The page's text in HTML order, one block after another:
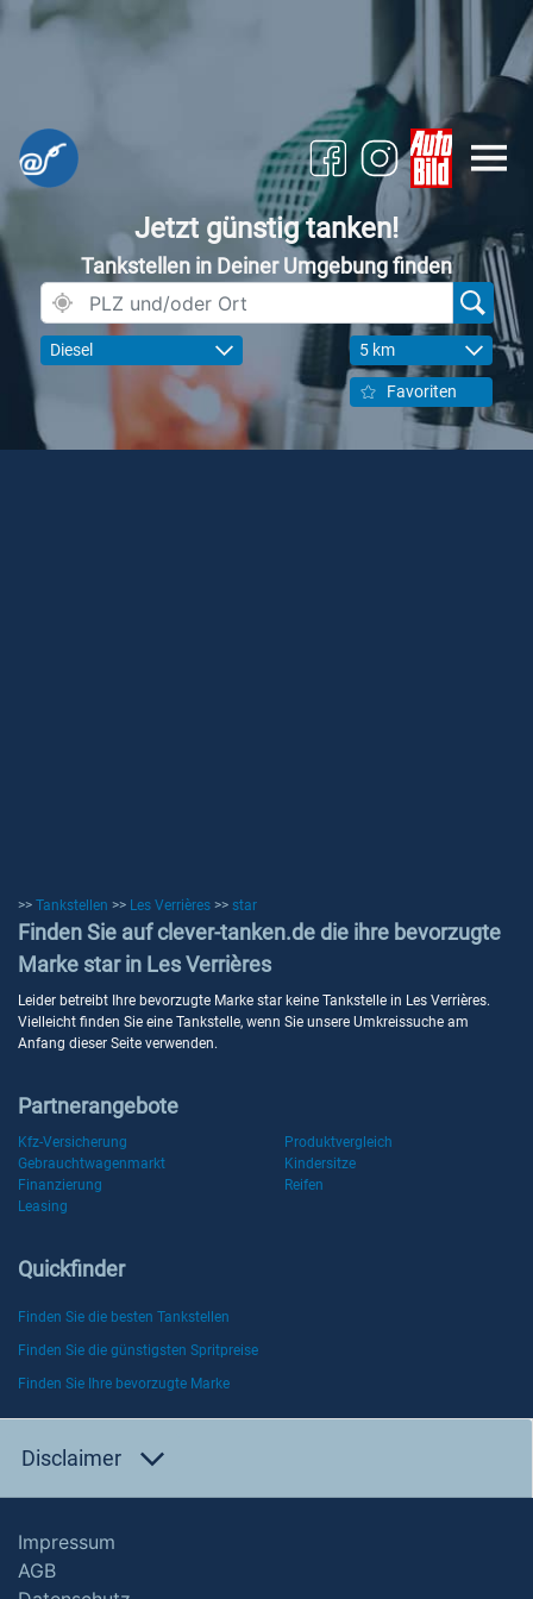
Jetzt günstig tanken!
Tankstellen in Deiner Umgebung finden
Diesel 5 km
Favoriten
>> Tankstellen >> Les Verrières >> star
Finden Sie auf clever-tanken.de die ihre bevorzugte
Marke star in Les Verrières
Leider betreibt Ihre bevorzugte Marke star keine Tankstelle in Les Verrières.
Vielleicht finden Sie eine Tankstelle, wenn Sie unsere Umkreissuche am
Anfang dieser Seite verwenden.
Partnerangebote
Kfz-Versicherung
Produktvergleich
Gebrauchtwagenmarkt
Kindersitze
Finanzierung
Reifen
Leasing
Quickfinder
Finden Sie die besten Tankstellen
Finden Sie die günstigsten Spritpreise
Finden Sie Ihre bevorzugte Marke
Disclaimer
Impressum
AGB